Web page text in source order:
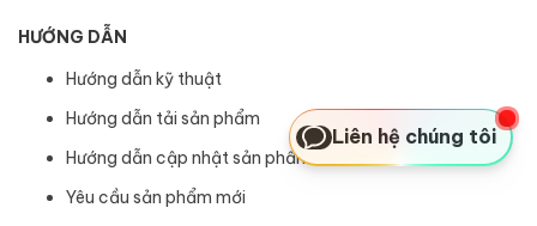
HƯỚNG DẪN
Hướng dẫn kỹ thuật
Hướng dẫn tải sản phẩm
Hướng dẫn cập nhật sản phẩm
Yêu cầu sản phẩm mới
Liên hệ chúng tôi